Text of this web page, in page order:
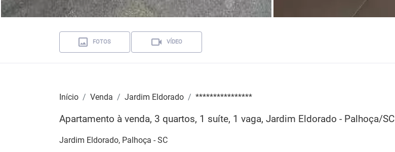
FOTOS VÍDEO
Início Venda Jardim Eldorado ****************
Apartamento à venda, 3 quartos, 1 suíte, 1 vaga, Jardim Eldorado - Palhoça/SC
Jardim Eldorado, Palhoça - SC